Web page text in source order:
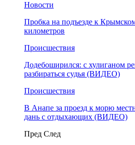
Новости
Пробка на подъезде к
километров
Происшествия
Додебоширился: с хулиганом
разбираться судья (ВИДЕО)
Происшествия
В Анапе за проезд к морю
дань с отдыхающих (ВИДЕО)
Пред След